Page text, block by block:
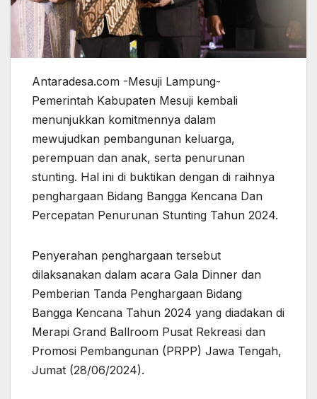
Antaradesa.com -Mesuji Lampung-
Pemerintah Kabupaten Mesuji kembali
menunjukkan komitmennya dalam
mewujudkan pembangunan keluarga,
perempuan dan anak, serta penurunan
stunting. Hal ini di buktikan dengan di raihnya
penghargaan Bidang Bangga Kencana Dan
Percepatan Penurunan Stunting Tahun 2024.
Penyerahan penghargaan tersebut
dilaksanakan dalam acara Gala Dinner dan
Pemberian Tanda Penghargaan Bidang
Bangga Kencana Tahun 2024 yang diadakan di
Merapi Grand Ballroom Pusat Rekreasi dan
Promosi Pembangunan (PRPP) Jawa Tengah,
Jumat (28/06/2024).